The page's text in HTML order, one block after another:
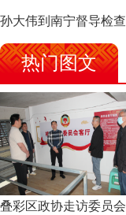
热门图文
叠彩区政协走访委员会